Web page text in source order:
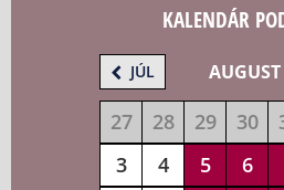
KALENDÁR
JÚL AUGUST
27 28 29 30
3
4 5 6